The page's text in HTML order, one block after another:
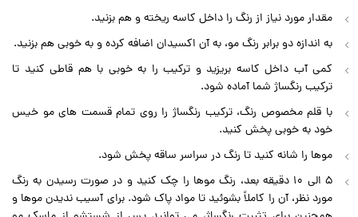
مقدار مورد نیاز از رنگ را داخل کاسه ریخته و هم بزنید.
به اندازه دو برابر رنگ مو، به آن اکسیدان اضافه کرده و به خوبی هم بزنید.
کمی آب داخل کاسه بریزید و ترکیب را به خوبی با هم قاطی کنید تا
ترکیب رنگساژ شما آماده شود.
با قلم مخصوص رنگ، ترکیب رنگساژ را روی تمام قسمت های مو خیس
خود به خوبی پخش کنید.
موها را شانه کنید تا رنگ در سراسر ساقه پخش شود.
5 الی 10 دقیقه بعد، رنگ موها را چک کنید و در صورت رسیدن به رنگ
مورد نظر، آن را کاملاً بشوئید تا مواد پاک شود. برای آسیب ندیدن موها و